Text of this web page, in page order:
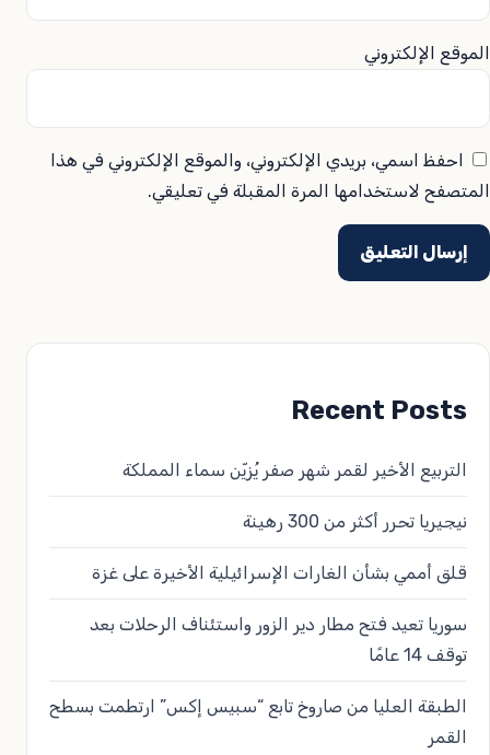
الموقع الإلكتروني
احفظ اسمي، بريدي الإلكتروني، والموقع الإلكتروني في هذا
المتصفح لاستخدامها المرة المقبلة في تعليقي.
Recent Posts
التربيع الأخير لقمر شهر صفر يُزيّن سماء المملكة
نيجيريا تحرر أكثر من 300 رهينة
قلق أممي بشأن الغارات الإسرائيلية الأخيرة على غزة
سوريا تعيد فتح مطار دير الزور واستئناف الرحلات بعد
توقف 14 عامًا
الطبقة العليا من صاروخ تابع “سبيس إكس” ارتطمت بسطح
القمر